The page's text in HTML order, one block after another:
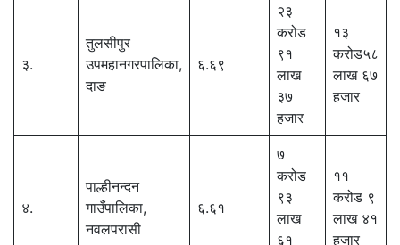
३.
तुलसीपुर
उपमहानगरपालिका,
दाङ
६.६९
२३
करोड
९१
लाख
३७
हजार
१३
करोड५८
लाख ६७
हजार
४.
पाल्हीनन्दन
गाउँपालिका,
नवलपरासी
६.६१
७
करोड
९३
लाख
६१
११
करोड ९
लाख ४१
हजार